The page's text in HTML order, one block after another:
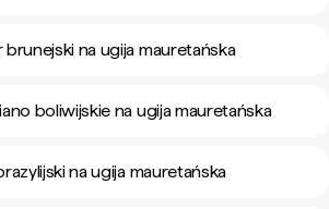
na ugija mauretańska
boliwijskie na ugija mauretańska
na ugija mauretańska